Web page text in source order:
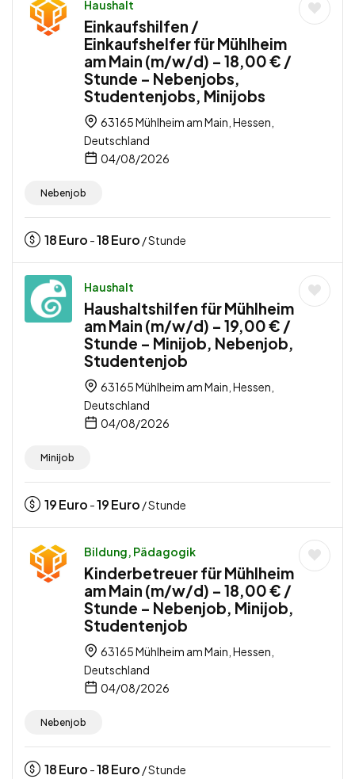
Haushalt
Einkaufshilfen /
Einkaufshelfer für Mühlheim
am Main (m/w/d) – 18,00 € /
Stunde – Nebenjobs,
Studentenjobs, Minijobs
63165 Mühlheim am Main, Hessen,
Deutschland
04/08/2026
Nebenjob
18Euro -18Euro / Stunde
Haushalt
Haushaltshilfen für Mühlheim
am Main (m/w/d) – 19,00 € /
Stunde – Minijob, Nebenjob,
Studentenjob
63165 Mühlheim am Main, Hessen,
Deutschland
04/08/2026
Minijob
19Euro -19Euro / Stunde
Bildung, Pädagogik
Kinderbetreuer für Mühlheim
am Main (m/w/d) – 18,00 € /
Stunde – Nebenjob, Minijob,
Studentenjob
63165 Mühlheim am Main, Hessen,
Deutschland
04/08/2026
Nebenjob
18Euro -18Euro / Stunde